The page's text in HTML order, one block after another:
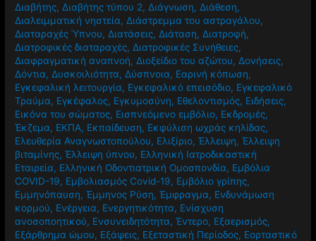
Διαβήτης, Διαβήτης τύπου 2, Διάγνωση, Διάθεση,
Διαλειμματική νηστεία, Διάστρεμμα του αστραγάλου,
Διαταραχές Ύπνου, Διατάσεις, Διάταση, Διατροφή,
Διατροφικές διαταραχές, Διατροφικές Συνήθειες,
Διαφραγματική αναπνοή, Διοξείδιο του αζώτου, Δονήσεις,
Δόντια, Δυσκοιλιότητα, Δύσπνοια, Εαρινή κόπωση,
Εγκεφαλική λειτουργία, Εγκεφαλικό επεισόδιο, Εγκεφαλικό
Τραύμα, Εγκέφαλος, Εγκυμοσύνη, Εθελοντισμός, Ειδήσεις,
Εικόνα του σώματος, Εισπνεόμενο εμβόλιο, Εκδρομές,
Έκζεμα, ΕΚΠΑ, Εκπαίδευση, Εκφύλιση ωχράς κηλίδας,
Ελευθερία Αναγνωστοπούλου, Ελιξίριο,Έλλειψη,Έλλειψη
βιταμίνης,Έλλειψη ύπνου, Ελληνική Ιατροδικαστική
Εταιρεία, Ελληνική Οδοντιατρική Ομοσπονδία, Εμβόλια
COVID-19, Εμβολιασμός Covid-19, Εμβόλιο γρίπης,
Εμμηνόπαυση,Έμμηνος Ρύση,Έμφραγμα, Ενδυνάμωση
κορμού, Ενέργεια, Ενεργητικότητα, Ενίσχυση
ανοσοποητικού, Ενσυνειδητότητα,Έντερο, Εξαερισμός,
Εξάρθρημα ώμου, Εξάψεις, Εξεταστική Περίοδος, Εορταστικό